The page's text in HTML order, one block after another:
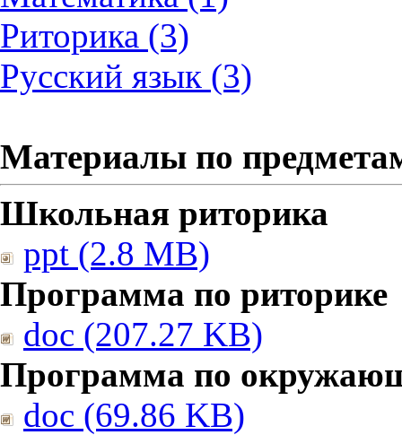
Риторика (3)
Русский язык (3)
Материалы по
Школьная риторика
ppt (2.8 MB)
Программа по риторике
doc (207.27 KB)
Программа по
doc (69.86 KB)